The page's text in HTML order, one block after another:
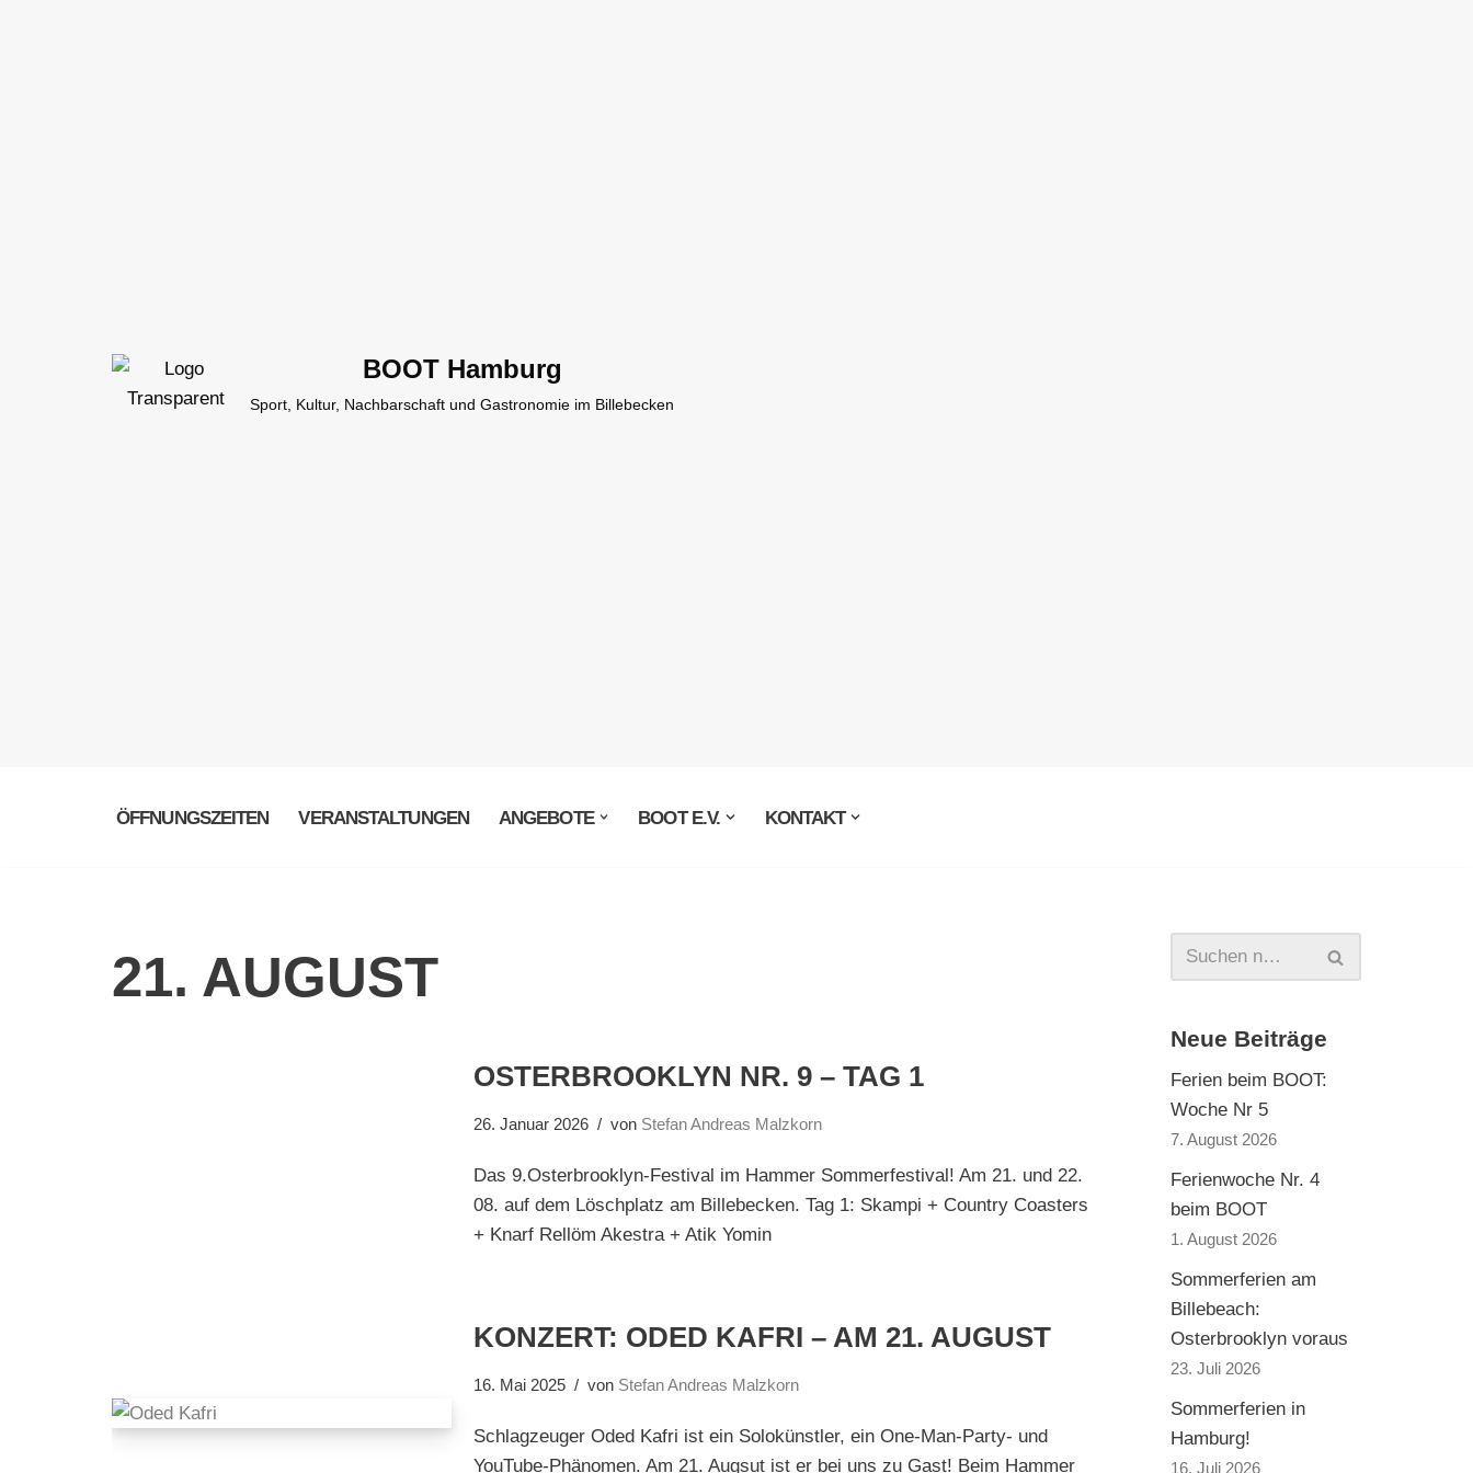
BOOT Hamburg
Sport, Kultur, Nachbarschaft und Gastronomie im Billebecken
ÖFFNUNGSZEITEN VERANSTALTUNGEN ANGEBOTE BOOT E.V. KONTAKT
21. AUGUST
OSTERBROOKLYN NR. 9 – TAG 1
26. Januar 2026 von Stefan Andreas Malzkorn
Das 9.Osterbrooklyn-Festival im Hammer Sommerfestival! Am 21. und 22.
08. auf dem Löschplatz am Billebecken. Tag 1: Skampi + Country Coasters
+ Knarf Rellöm Akestra + Atik Yomin
KONZERT: ODED KAFRI – AM 21. AUGUST
16. Mai 2025 von Stefan Andreas Malzkorn
Schlagzeuger Oded Kafri ist ein Solokünstler, ein One-Man-Party- und
YouTube-Phänomen. Am 21. Augsut ist er bei uns zu Gast! Beim Hammer
Neue Beiträge
Ferien beim BOOT:
Woche Nr 5
7. August 2026
Ferienwoche Nr. 4
beim BOOT
1. August 2026
Sommerferien am
Billebeach:
Osterbrooklyn voraus
23. Juli 2026
Sommerferien in
Hamburg!
16. Juli 2026